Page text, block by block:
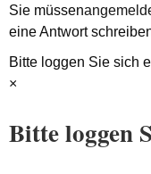
Sie müssen
eine Antwort
Bitte loggen Sie sich
×
Bitte loggen